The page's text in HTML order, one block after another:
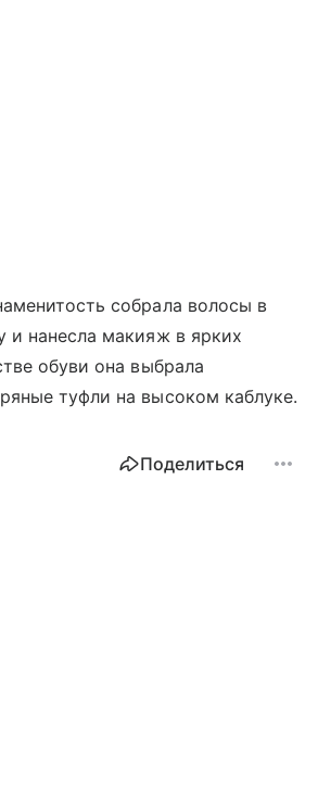
собрала волосы в
и нанесла макияж в ярких
обуви она выбрала
туфли на высоком каблуке.
Поделиться